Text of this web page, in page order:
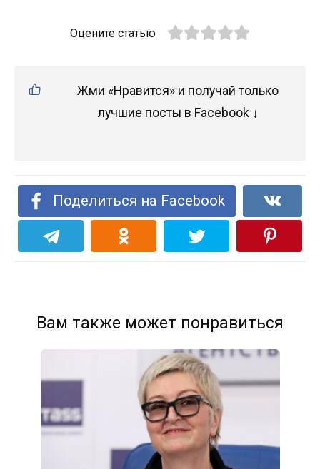
Оцените статью
Жми «Нравится» и получай только
лучшие посты в Facebook ↓
Поделиться на Facebook
Вам также может понравиться